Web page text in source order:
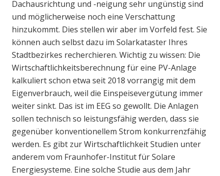
Dachausrichtung und -neigung sehr ungünstig sind
und möglicherweise noch eine Verschattung
hinzukommt. Dies stellen wir aber im Vorfeld fest. Sie
können auch selbst dazu im Solarkataster Ihres
Stadtbezirkes recherchieren. Wichtig zu wissen: Die
Wirtschaftlichkeitsberechnung für eine PV-Anlage
kalkuliert schon etwa seit 2018 vorrangig mit dem
Eigenverbrauch, weil die Einspeisevergütung immer
weiter sinkt. Das ist im EEG so gewollt. Die Anlagen
sollen technisch so leistungsfähig werden, dass sie
gegenüber konventionellem Strom konkurrenzfähig
werden. Es gibt zur Wirtschaftlichkeit Studien unter
anderem vom Fraunhofer-Institut für Solare
Energiesysteme. Eine solche Studie aus dem Jahr